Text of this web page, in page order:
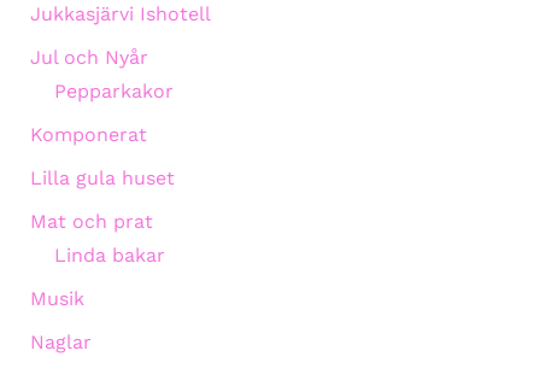
Jukkasjärvi Ishotell
Jul och Nyår
Pepparkakor
Komponerat
Lilla gula huset
Mat och prat
Linda bakar
Musik
Naglar